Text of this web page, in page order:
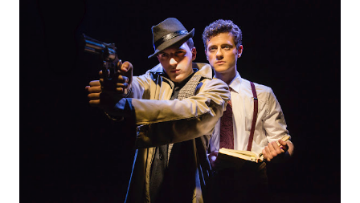
L’incontro sarà presentato da Stefano Gallarini, regista e
conduttore radiofonico e televisivo, da sempre grande
appassionato d’illusionismo. Sarà come entrare nel dietro
le quinte della vita di Arturo Brachetti, parlando dei suoi
debutti, dei viaggi intorno al mondo, della vita quotidiana,
delle “mille arti” in cui eccelle e altro ancora. Partendo dal...